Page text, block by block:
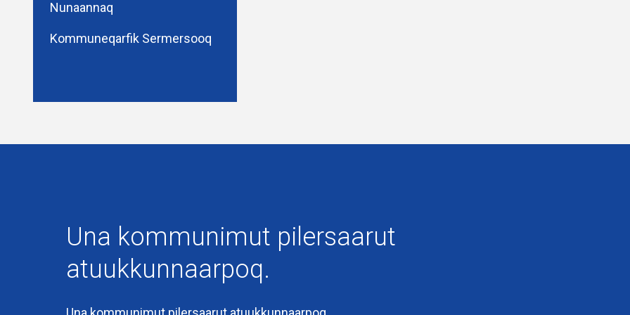
Nunaannaq
Kommuneqarfik Sermersooq
Una kommunimut pilersaarut
atuukkunnaarpoq.